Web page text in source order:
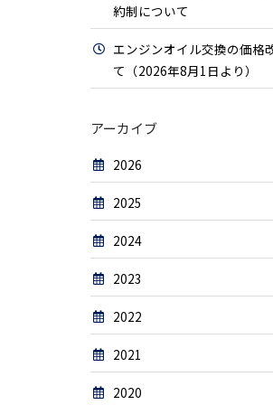
約制について
エンジンオイル交換の価格
て（2026年8月1日より）
アーカイブ
2026
2025
2024
2023
2022
2021
2020